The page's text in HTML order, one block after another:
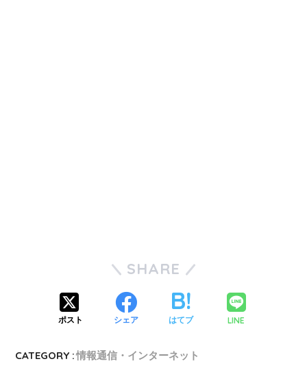
SHARE
ポスト シェア はてブ LINE
CATEGORY :情報通信・インターネット